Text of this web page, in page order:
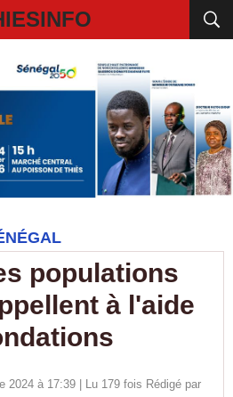
populations
à l'aide
2024 à 17:39 | Lu 179 fois Rédigé par